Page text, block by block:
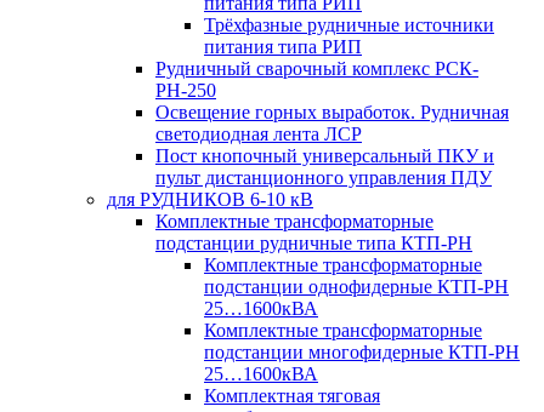
Трёхфазные рудничные источники
питания типа РИП
Рудничный сварочный комплекс РСК-
РН-250
Освещение горных выработок. Рудничная
светодиодная лента ЛСР
Пост кнопочный универсальный ПКУ и
пульт дистанционного управления ПДУ
для РУДНИКОВ 6-10 кВ
Комплектные трансформаторные
подстанции рудничные типа КТП-РН
Комплектные трансформаторные
подстанции однофидерные КТП-РН
25…1600кВА
Комплектные трансформаторные
подстанции многофидерные КТП-РН
25…1600кВА
Комплектная тяговая